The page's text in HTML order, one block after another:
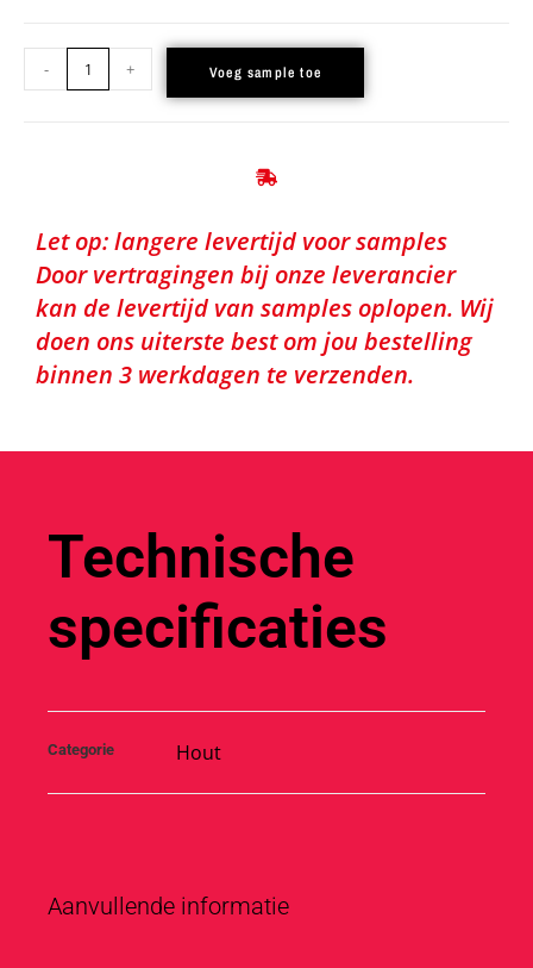
- + Voeg sample toe
Let op: langere levertijd voor samples
Door vertragingen bij onze leverancier
kan de levertijd van samples oplopen. Wij
doen ons uiterste best om jou bestelling
binnen 3 werkdagen te verzenden.
Technische
specificaties
Categorie Hout
Aanvullende informatie